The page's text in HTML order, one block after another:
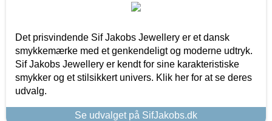
Det prisvindende Sif Jakobs Jewellery er et dansk
smykkemærke med et genkendeligt og moderne udtryk.
Sif Jakobs Jewellery er kendt for sine karakteristiske
smykker og et stilsikkert univers. Klik her for at se deres
udvalg.
Se udvalget på SifJakobs.dk